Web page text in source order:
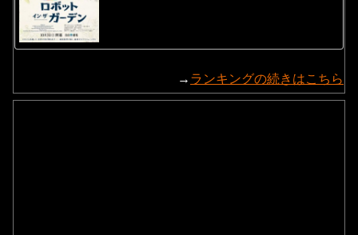
→ ランキングの続きはこちら